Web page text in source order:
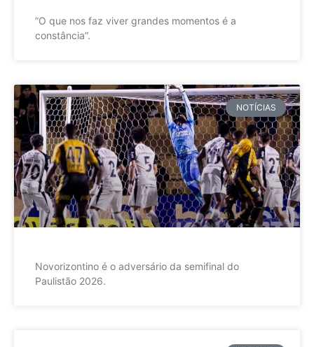
”O que nos faz viver grandes momentos é a
constância”.
NOTÍCIAS
Novorizontino é o adversário da semifinal do
Paulistão 2026.